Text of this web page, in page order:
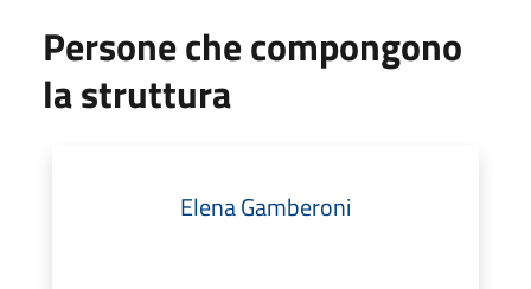
Persone che compongono
la struttura
Elena Gamberoni